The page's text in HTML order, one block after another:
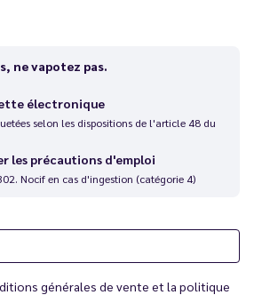
ne vapotez pas.
électronique
selon les dispositions de l'article 48 du
les précautions d'emploi
Nocif en cas d'ingestion (catégorie 4)
générales de vente et la politique